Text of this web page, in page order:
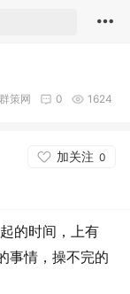
1624
0
群策网
加关注 0
的时间，上有
事情，操不完的